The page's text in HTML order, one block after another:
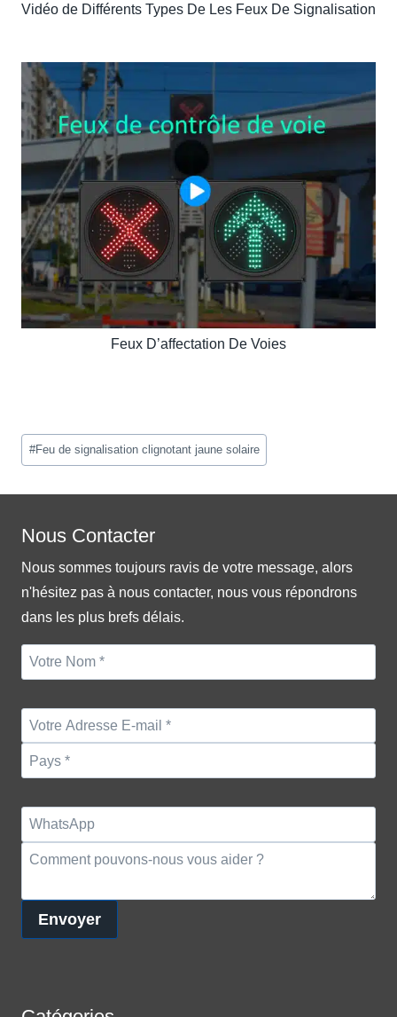
Vidéo de Différents Types De Les Feux De Signalisation
Feux D’affectation De Voies
Post
Tags:
#Feu de signalisation clignotant jaune solaire
Nous Contacter
Nous sommes toujours ravis de votre message, alors
n'hésitez pas à nous contacter, nous vous répondrons
dans les plus brefs délais.
Envoyer